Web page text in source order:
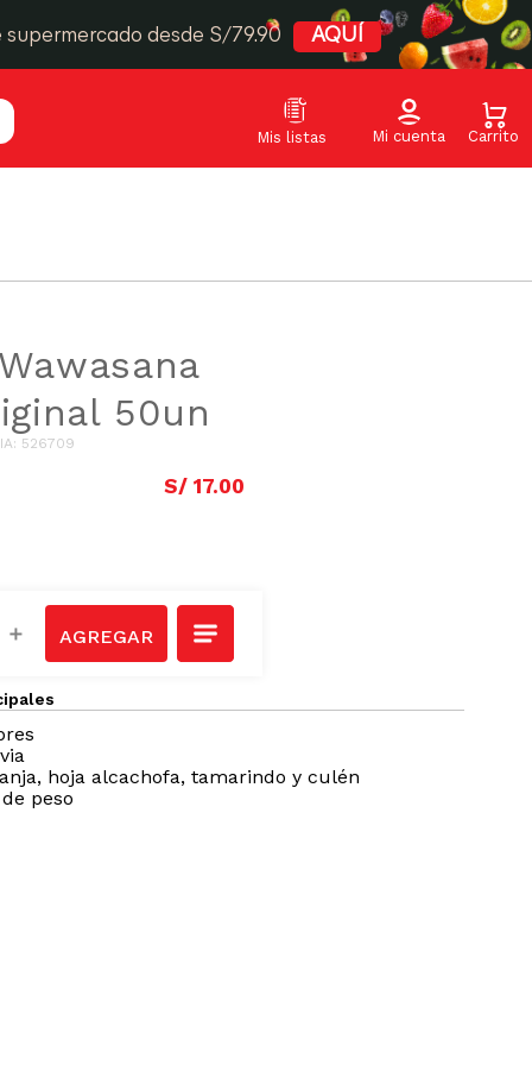
desde S/79.90 AQUÍ
50un
: 526709
S/ 17.00
＋
hoja alcachofa, tamarindo y culén
peso